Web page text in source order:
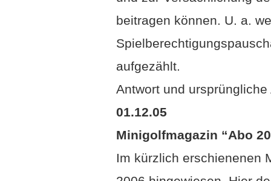
beitragen können. U. a.
aufgezählt.
Antwort und
01.12.05
Minigolfmagazin “Abo
Im kürzlich erschienenen